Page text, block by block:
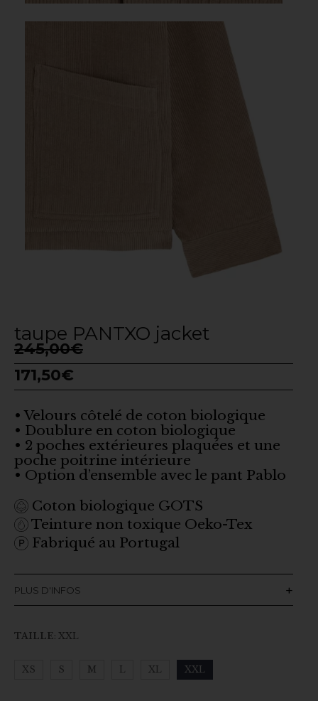
taupe PANTXO jacket
245,00€
171,50€
• Velours côtelé de coton biologique
• Doublure en coton biologique
• 2 poches extérieures plaquées et une
poche poitrine intérieure
• Option d’ensemble avec le pant Pablo
Coton biologique GOTS
Teinture non toxique Oeko-Tex
Fabriqué au Portugal
PLUS D'INFOS
TAILLE: XXL
XS S M L XL XXL